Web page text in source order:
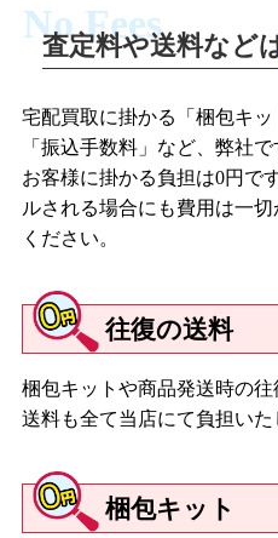
No Fees
査定料や送料など
宅配買取に掛かる「梱包キッ
「振込手数料」など、弊社
お客様に掛かる負担は0円で
ルされる場合にも費用は一
ください。
往復の送料
梱包キットや商品発送時の
送料も全て当店にて負担いた
梱包キット